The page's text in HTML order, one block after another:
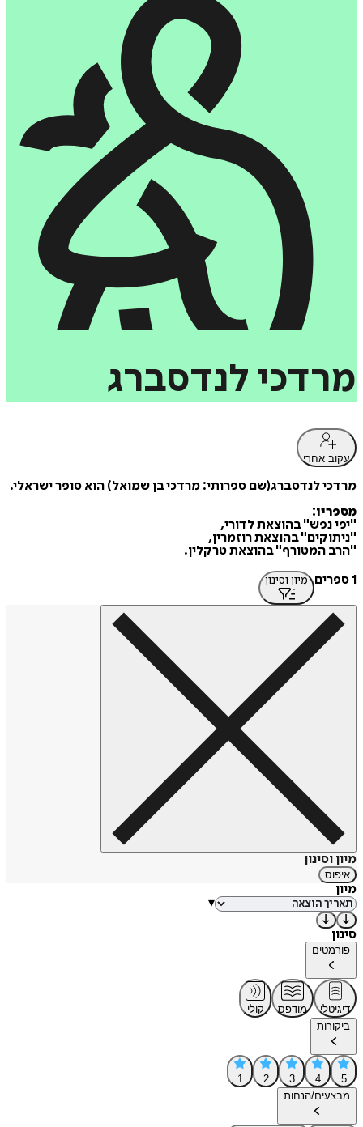
מרדכי לנדסברג
עקוב אחרי
מרדכי לנדסברג(שם ספרותי: מרדכי בן שמואל) הוא סופר ישראלי.
מספריו:
"יפי נפש" בהוצאת לדורי,
"ניתוקים" בהוצאת רוזמרין,
"הרב המטורף" בהוצאת טרקלין.
1 ספרים
מיון וסינון
מיון וסינון
איפוס
מיון
▾
סינון
פורמטים
דיגיטלי מודפס
קולי
ביקורות
5
4
3
2
1
מבצעים/הנחות